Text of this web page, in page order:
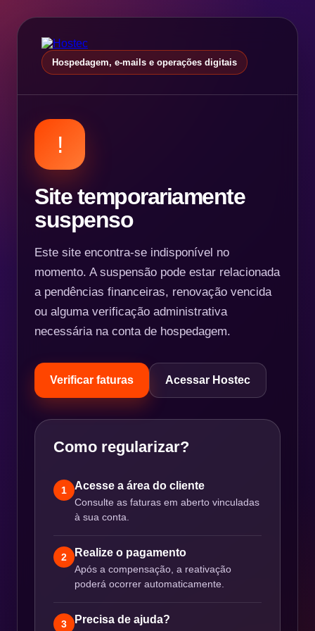
Hospedagem, e-mails e operações digitais
!
Site temporariamente
suspenso
Este site encontra-se indisponível no
momento. A suspensão pode estar relacionada
a pendências financeiras, renovação vencida
ou alguma verificação administrativa
necessária na conta de hospedagem.
Verificar faturas Acessar Hostec
Como regularizar?
1 Acesse a área do cliente
Consulte as faturas em aberto vinculadas
à sua conta.
2 Realize o pagamento
Após a compensação, a reativação
poderá ocorrer automaticamente.
3 Precisa de ajuda?